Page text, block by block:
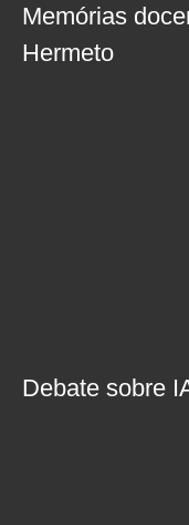
Memórias
Hermeto
Debate sobre